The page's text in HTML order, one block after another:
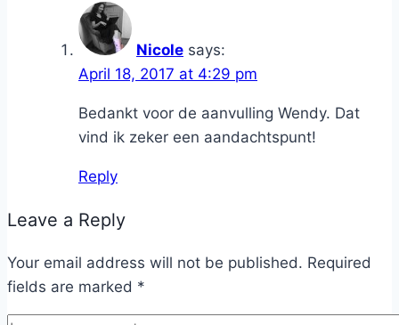
Nicole says:
April 18, 2017 at 4:29 pm
Bedankt voor de aanvulling Wendy. Dat
vind ik zeker een aandachtspunt!
Reply
Leave a Reply
Your email address will not be published. Required
fields are marked *